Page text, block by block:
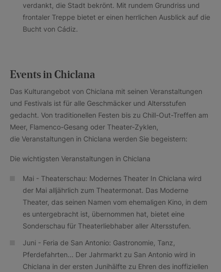
verdankt, die Stadt bekrönt. Mit rundem Grundriss und
frontaler Treppe bietet er einen herrlichen Ausblick auf die
Bucht von Cádiz.
Events in Chiclana
Das Kulturangebot von Chiclana mit seinen Veranstaltungen
und Festivals ist für alle Geschmäcker und Altersstufen
gedacht. Von traditionellen Festen bis zu Chill-Out-Treffen am
Meer, Flamenco-Gesang oder Theater-Zyklen,
die Veranstaltungen in Chiclana werden Sie begeistern:
Die wichtigsten Veranstaltungen in Chiclana
Mai - Theaterschau: Modernes Theater In Chiclana wird
der Mai alljährlich zum Theatermonat. Das Moderne
Theater, das seinen Namen vom ehemaligen Kino, in dem
es untergebracht ist, übernommen hat, bietet eine
Sonderschau für Theaterliebhaber aller Altersstufen.
Juni - Feria de San Antonio: Gastronomie, Tanz,
Pferdefahrten... Der Jahrmarkt zu San Antonio wird in
Chiclana in der ersten Junihälfte zu Ehren des inoffiziellen